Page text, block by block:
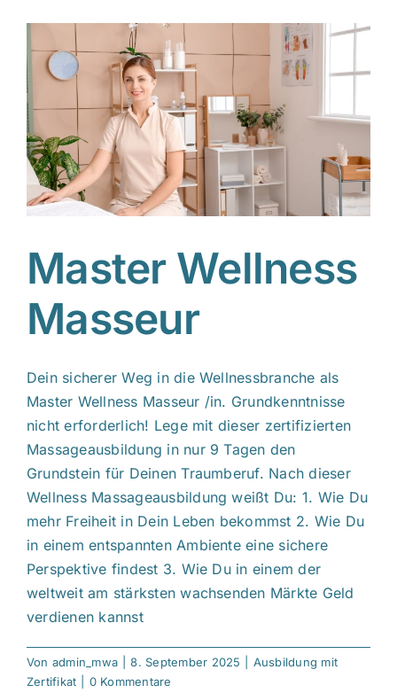
Master Wellness
Masseur
Dein sicherer Weg in die Wellnessbranche als
Master Wellness Masseur /in. Grundkenntnisse
nicht erforderlich! Lege mit dieser zertifizierten
Massageausbildung in nur 9 Tagen den
Grundstein für Deinen Traumberuf. Nach dieser
Wellness Massageausbildung weißt Du: 1. Wie Du
mehr Freiheit in Dein Leben bekommst 2. Wie Du
in einem entspannten Ambiente eine sichere
Perspektive findest 3. Wie Du in einem der
weltweit am stärksten wachsenden Märkte Geld
verdienen kannst
Von admin_mwa 8. September 2025
Ausbildung mit
Zertifikat
0 Kommentare